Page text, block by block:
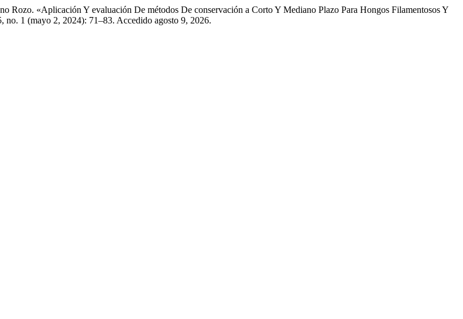
Rozo. «Aplicación Y evaluación De métodos De conservación a Corto Y Mediano Plazo Para Hongos Filamentosos Y
no. 1 (mayo 2, 2024): 71–83. Accedido agosto 9, 2026.